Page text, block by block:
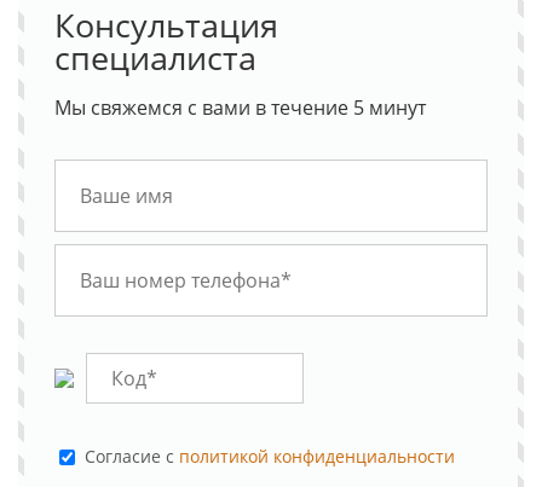
Консультация
специалиста
Мы свяжемся с вами в течение 5 минут
Cогласие с политикой конфиденциальности